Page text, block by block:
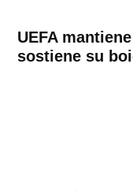
UEFA
sostiene su